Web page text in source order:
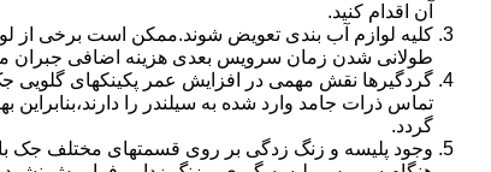
آن اقدام کنید.
کلیه لوازم آب بندی تعویض شوند.ممکن است برخی از
طولانی شدن زمان سرویس بعدی هزینه اضافی جبران
گردگیرها نقش مهمی در افزایش عمر پکینکهای
تماس ذرات جامد وارد شده به سیلندر را
گردد.
وجود پلیسه و زنگ زدگی بر روی قسمتهای مختلف جک